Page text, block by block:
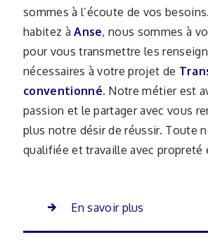
sommes à l’écoute de vos
habitez àAnse, nous sommes à
pour vous transmettre les
nécessaires à votre projet de
conventionné. Notre métier est
passion et le partager avec vous
plus notre désir de réussir. Toute
qualifiée et travaille avec propreté
En savoir plus